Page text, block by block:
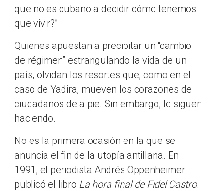
que no es cubano a decidir cómo tenemos
que vivir?”
Quienes apuestan a precipitar un “cambio
de régimen” estrangulando la vida de un
país, olvidan los resortes que, como en el
caso de Yadira, mueven los corazones de
ciudadanos de a pie. Sin embargo, lo siguen
haciendo.
No es la primera ocasión en la que se
anuncia el fin de la utopía antillana. En
1991, el periodista Andrés Oppenheimer
publicó el libro La hora final de Fidel Castro.